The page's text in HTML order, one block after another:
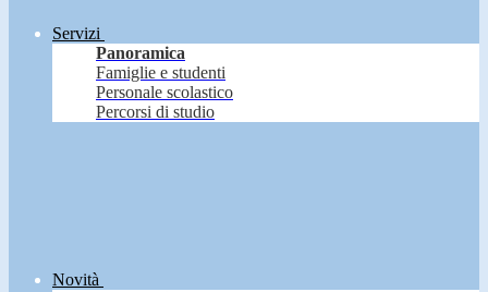
Servizi
Panoramica
Famiglie e studenti
Personale scolastico
Percorsi di studio
Novità